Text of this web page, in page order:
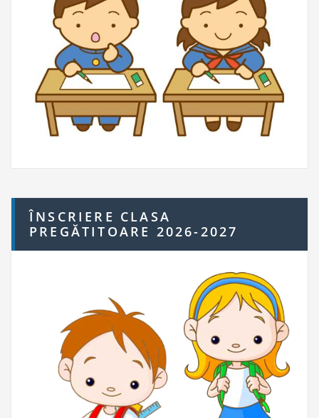
ÎNSCRIERE CLASA
PREGĂTITOARE 2026-2027